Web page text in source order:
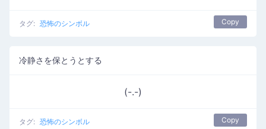
タグ: 恐怖のシンボル Copy
冷静さを保とうとする
(-.-)
タグ: 恐怖のシンボル Copy